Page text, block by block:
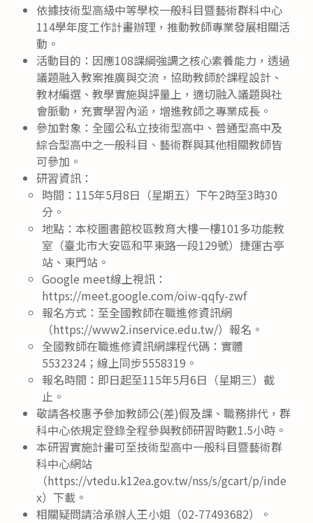
依據技術型高級中等學校一般科目暨藝術群科中心
114學年度工作計畫辦理，推動教師專業發展相關活
動。
活動目的：因應108課綱強調之核心素養能力，透過
議題融入教案推廣與交流，協助教師於課程設計、
教材編選、教學實施與評量上，適切融入議題與社
會脈動，充實學習內涵，增進教師之專業成長。
參加對象：全國公私立技術型高中、普通型高中及
綜合型高中之一般科目、藝術群與其他相關教師皆
可參加。
研習資訊：
時間：115年5月8日（星期五）下午2時至3時30
分。
地點：本校圖書館校區教育大樓一樓101多功能教
室（臺北市大安區和平東路一段129號）捷運古亭
站、東門站。
Google meet線上視訊：
https://meet.google.com/oiw-qqfy-zwf
報名方式：至全國教師在職進修資訊網
（https://www2.inservice.edu.tw/）報名。
全國教師在職進修資訊網課程代碼：實體
5532324；線上同步5558319。
報名時間：即日起至115年5月6日（星期三）截
止。
敬請各校惠予參加教師公(差)假及課、職務排代，群
科中心依規定登錄全程參與教師研習時數1.5小時。
本研習實施計畫可至技術型高中一般科目暨藝術群
科中心網站
（https://vtedu.k12ea.gov.tw/nss/s/gcart/p/inde
x）下載。
相關疑問請洽承辦人王小姐（02-77493682）。